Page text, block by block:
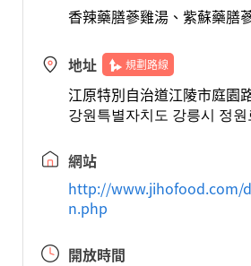
香辣藥膳蔘雞湯、紫蘇藥膳
地址 規劃路線
江原特別自治道江陵市庭園
강원특별자치도 강릉시 정
網站
http://www.jihofood.com/
n.php
開放時間